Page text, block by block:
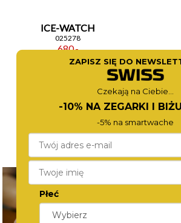
ICE-WATCH
025278
680,-
ZAPISZ SIĘ DO
Czekają na Ciebie...
-10% NA ZEGARKI I
-5% na smartwache
Płeć